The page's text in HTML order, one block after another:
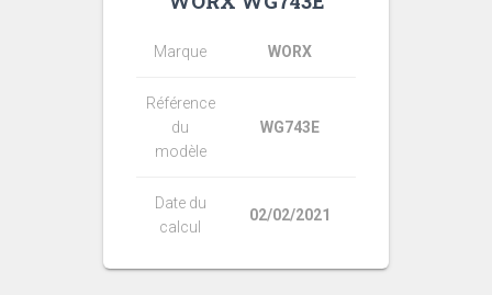
Marque WORX
Référence
du
modèle
WG743E
Date du
calcul
02/02/2021